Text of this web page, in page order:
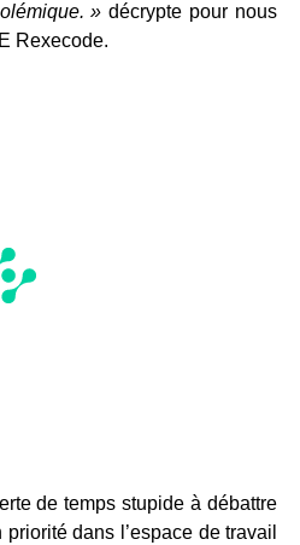
» décrypte pour nous
Rexecode.
de temps stupide à débattre
dans l’espace de travail